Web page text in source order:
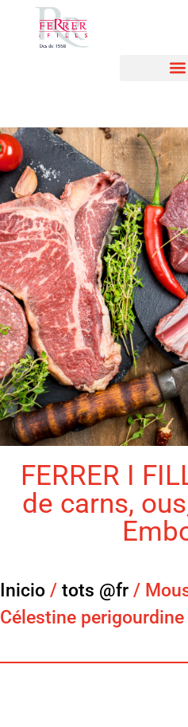
FERRER I
de carns,
Inicio / tots @fr /
Célestine perigourdine